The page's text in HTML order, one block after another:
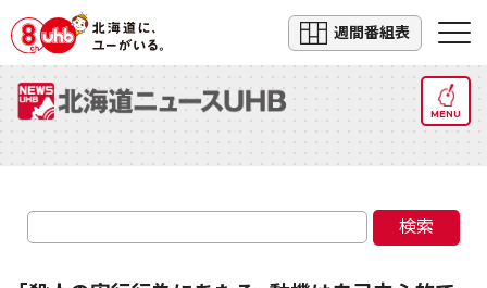
週間番組表
MENU
検索